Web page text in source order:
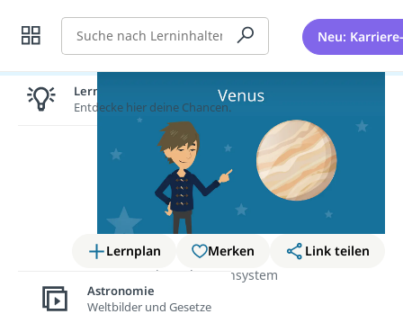
Suche Neu:
Lernplan Merken
Link teilen
Astronomie
Planetensystem
Venus
Lernen lohnt sich!
Entdecke hier deine Chancen.
Astronomie
Weltbilder und Gesetze